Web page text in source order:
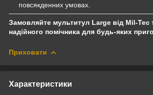
повсякденних умовах.
Замовляйте мультитул Large від Mil-Tec
надійного помічника для будь-яких
Приховати
Характеристики